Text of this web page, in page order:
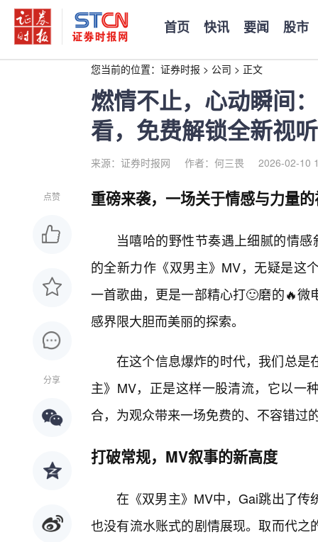
首页 快讯 要闻 股市
您当前的位置： 证券时报 > 公司 > 正文
燃情不止，心动瞬间
看，免费解锁全新视
来源：证券时报网 作者：何三畏 2026-02-10
点赞
分享
重磅来袭，一场关于情感与力量
当嘻哈的野性节奏遇上细腻的情
的全新力作《双男主》MV，无疑是这
一首歌曲，更是一部精心打🙂磨的🔥
感界限大胆而美丽的探索。
在这个信息爆炸的时代，我们总是
主》MV，正是这样一股清流，它以一
合，为观众带来一场免费的、不容错过
打破常规，MV叙事的新高度
在《双男主》MV中，Gai跳出了
也没有流水账式的剧情展现。取而代